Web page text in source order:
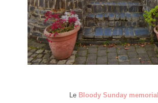
Le Bloody Sunday memorial